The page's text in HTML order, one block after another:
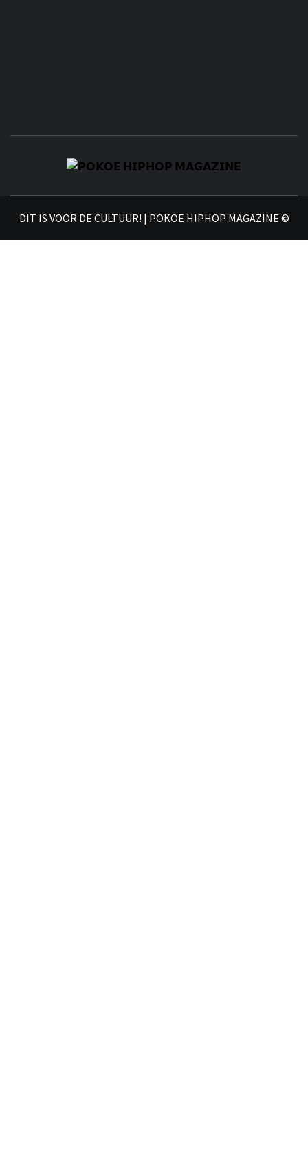
DIT IS VOOR DE CULTUUR! | POKOE HIPHOP MAGAZINE ©